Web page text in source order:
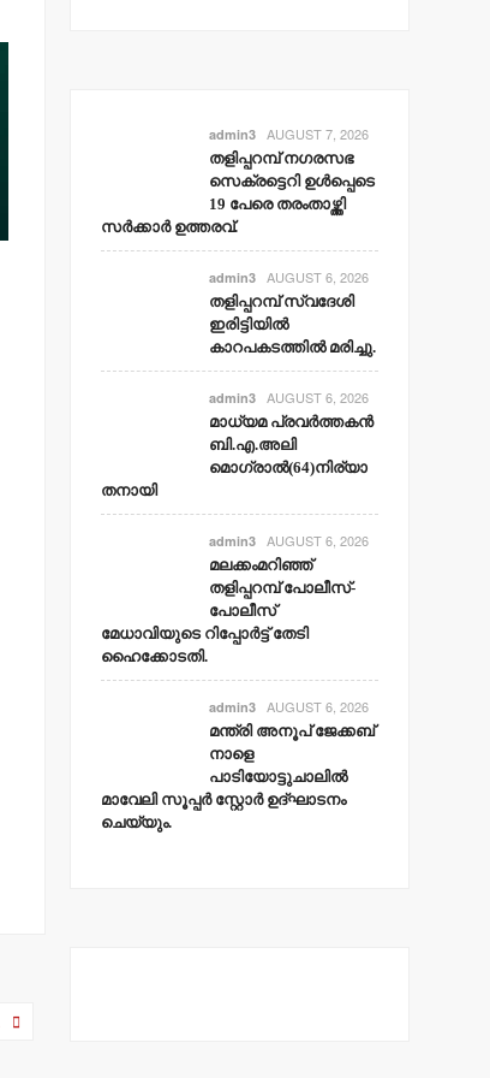
admin3 AUGUST 7, 2026
തളിപ്പറമ്പ് നഗരസഭ
സെക്രട്ടെറി ഉള്‍പ്പെടെ
19 പേരെ തരംതാഴ്ത്തി
സര്‍ക്കാര്‍ ഉത്തരവ്.
admin3 AUGUST 6, 2026
തളിപ്പറമ്പ് സ്വദേശി
ഇരിട്ടിയില്‍
കാറപകടത്തില്‍ മരിച്ചു.
admin3 AUGUST 6, 2026
മാധ്യമ പ്രവര്‍ത്തകന്‍
ബി.എ.അലി
മൊഗ്രാല്‍(64)നിര്യാ
തനായി
admin3 AUGUST 6, 2026
മലക്കംമറിഞ്ഞ്
തളിപ്പറമ്പ് പോലീസ്-
പോലീസ്
മേധാവിയുടെ റിപ്പോര്‍ട്ട് തേടി
ഹൈക്കോടതി.
admin3 AUGUST 6, 2026
മന്ത്രി അനൂപ് ജേക്കബ്
നാളെ
പാടിയോട്ടുചാലില്‍
മാവേലി സൂപ്പര്‍ സ്റ്റോര്‍ ഉദ്ഘാടനം
ചെയ്യും.